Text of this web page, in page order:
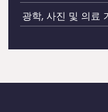
광학, 사진 및 의료